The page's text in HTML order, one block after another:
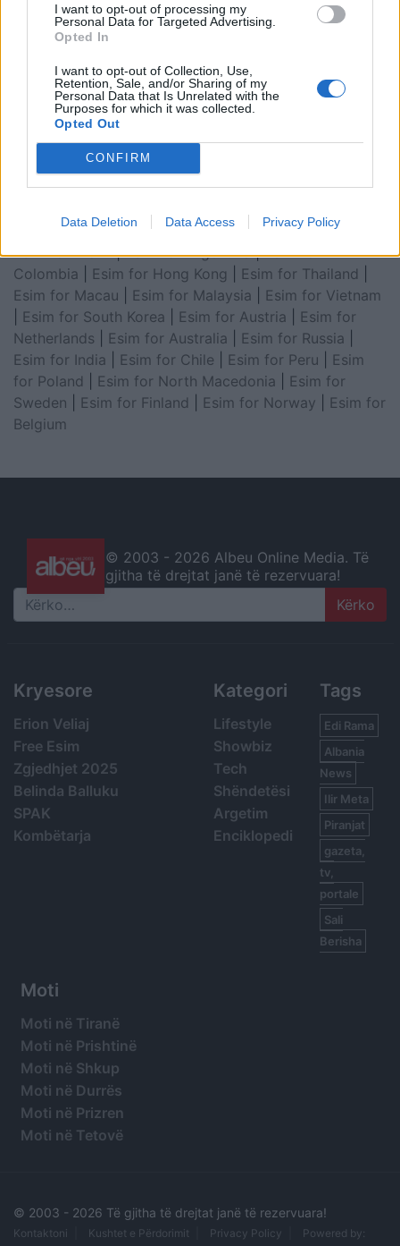
I want to opt-out of processing my
Personal Data for Targeted Advertising.
Opted In
I want to opt-out of Collection, Use,
Retention, Sale, and/or Sharing of my
Personal Data that Is Unrelated with the
Purposes for which it was collected.
Opted Out
CONFIRM
Data Deletion Data Access Privacy Policy
for Turkey|Esim for Germany|Esim for Greece |
for Asia|Esim for World Cup 2026
Emirates|Esim for Balkans|Esim for Morocco|
for China|Esim for United Kingdom |Esim for Africa
Esim for Latin America
Cooperation Council|Esim for Middle East|Esim for
South America| Esim for Canada
Esim for Japan|Esim for Albania|Esim for Kosovo|
South Africa|Esim for Algeria|Esim for Portugal
Esim for Brazil|Esim for Argentina|Esim for
Colombia
Esim for Hong Kong Esim for Thailand
Esim for Macau
Esim for Malaysia
Esim for Vietnam
Esim for South Korea Esim for Austria
Esim for
Netherlands
Esim for Australia Esim for Russia
Esim for India
Esim for Chile Esim for Peru
Esim
for Poland
Esim for North Macedonia
Esim for
Sweden
Esim for Finland Esim for Norway
Esim for
Belgium
© 2003 - 2026 Albeu Online Media. Të
gjitha të drejtat janë të rezervuara!
Search
Kryesore
Erion Veliaj
Free Esim
Zgjedhjet 2025
Belinda Balluku
SPAK
Kombëtarja
Kategori
Lifestyle
Showbiz
Tech
Shëndetësi
Argetim
Enciklopedi
Tags
Edi Rama
Albania
News
Ilir Meta
Piranjat
gazeta,
tv,
portale
Sali
Berisha
Moti
Moti në Tiranë
Moti në Prishtinë
Moti në Shkup
Moti në Durrës
Moti në Prizren
Moti në Tetovë
© 2003 - 2026 Të gjitha të drejtat janë të rezervuara!
Kontaktoni Kushtet e Përdorimit Privacy Policy Powered by: